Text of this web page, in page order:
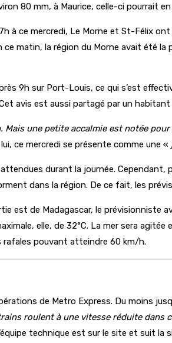
80 mm, à Maurice, celle-ci pourrait
à ce mercredi, Le Morne et St-Félix
matin, la région du Morne avait été
9h sur Port-Louis, ce qui s’est
avis est aussi partagé par un
une petite accalmie est notée
ce mercredi se présente comme une «
durant la journée.
dans la région. De ce fait, les
est de Madagascar, le
elle, de 32°C. La mer sera
rafales pouvant atteindre 60 km/h.
de Metro Express. Du moins
roulent à une vitesse réduite dans
technique est sur le site et suit